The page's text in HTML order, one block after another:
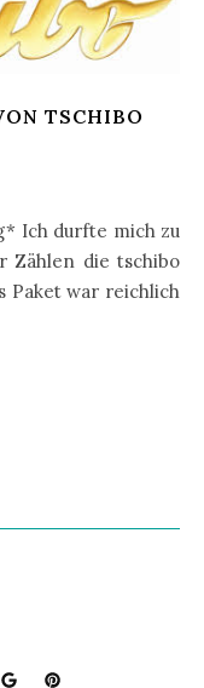
TSCHIBO
Zählen die tschibo
Paket war reichlich